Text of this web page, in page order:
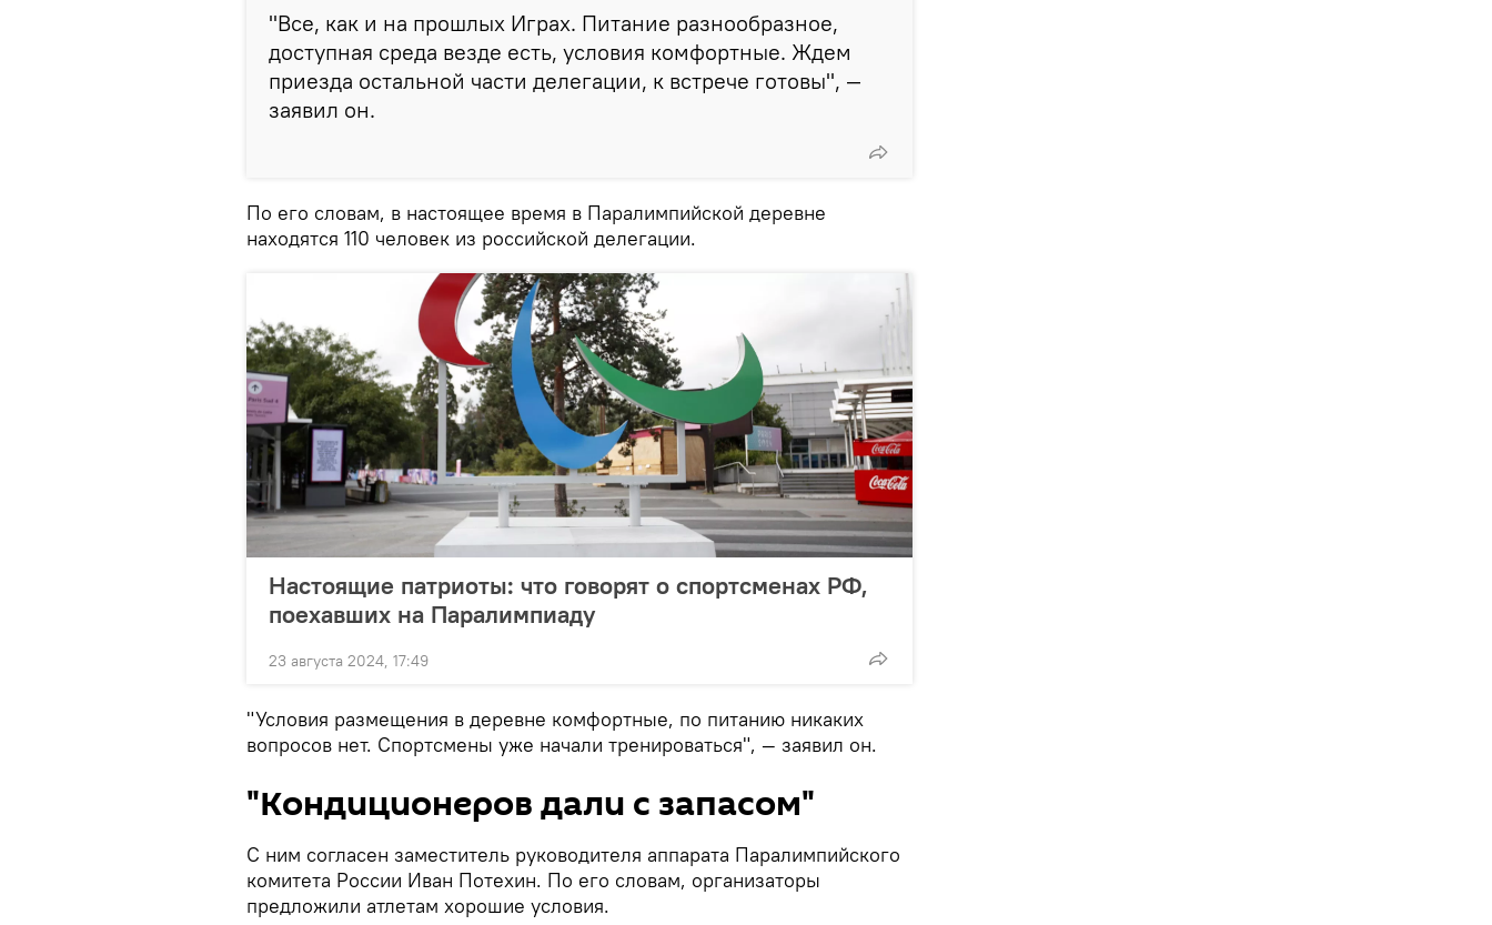
"Все, как и на прошлых Играх. Питание разнообразное,
доступная среда везде есть, условия комфортные. Ждем
приезда остальной части делегации, к встрече готовы", —
заявил он.
По его словам, в настоящее время в Паралимпийской деревне
находятся 110 человек из российской делегации.
Настоящие патриоты: что говорят о спортсменах РФ,
поехавших на Паралимпиаду
23 августа 2024, 17:49
"Условия размещения в деревне комфортные, по питанию никаких
вопросов нет. Спортсмены уже начали тренироваться", — заявил он.
"Кондиционеров дали с запасом"
С ним согласен заместитель руководителя аппарата Паралимпийского
комитета России Иван Потехин. По его словам, организаторы
предложили атлетам хорошие условия.